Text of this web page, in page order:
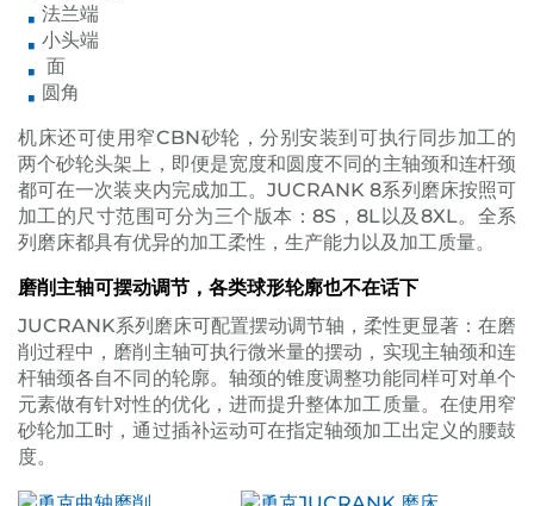
法兰端
小头端
面
圆角
机床还可使用窄CBN砂轮，分别安装到可执行同步加工的
两个砂轮头架上，即便是宽度和圆度不同的主轴颈和连杆颈
都可在一次装夹内完成加工。JUCRANK 8系列磨床按照可
加工的尺寸范围可分为三个版本：8S，8L以及8XL。全系
列磨床都具有优异的加工柔性，生产能力以及加工质量。
磨削主轴可摆动调节，各类球形轮廓也不在话下
JUCRANK系列磨床可配置摆动调节轴，柔性更显著：在磨
削过程中，磨削主轴可执行微米量的摆动，实现主轴颈和连
杆轴颈各自不同的轮廓。轴颈的锥度调整功能同样可对单个
元素做有针对性的优化，进而提升整体加工质量。在使用窄
砂轮加工时，通过插补运动可在指定轴颈加工出定义的腰鼓
度。